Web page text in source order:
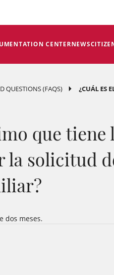
CENTERNEWS
QUESTIONS (FAQS) ¿CUÁL ES
que
la solicitud
dos meses.